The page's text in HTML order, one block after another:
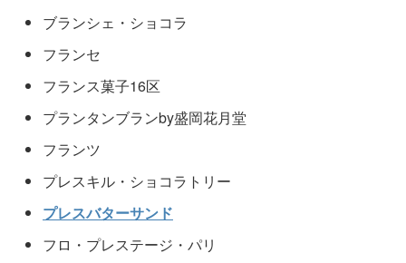
ブランシェ・ショコラ
フランセ
フランス菓子16区
プランタンブランby盛岡花月堂
フランツ
プレスキル・ショコラトリー
プレスバターサンド
フロ・プレステージ・パリ